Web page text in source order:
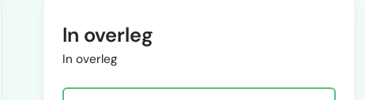
In overleg
In overleg